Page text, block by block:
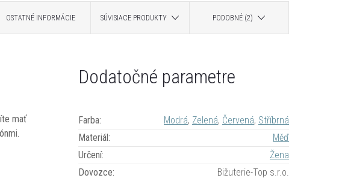
OSTATNÉ INFORMÁCIE SÚVISIACE PRODUKTY PODOBNÉ (2)
mať
Dodatočné parametre
Farba: Modrá, Zelená, Červená, Stříbrná
Materiál:
Měď
Určení:
Žena
Dovozce: Bižuterie-Top s.r.o.